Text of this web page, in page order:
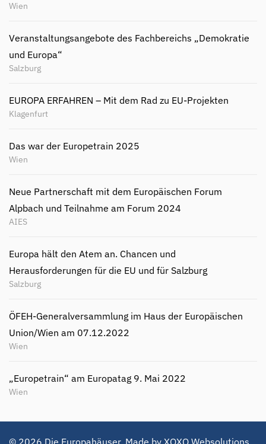
Wien
Veranstaltungsangebote des Fachbereichs „Demokratie
und Europa“
Salzburg
EUROPA ERFAHREN – Mit dem Rad zu EU-Projekten
Klagenfurt
Das war der Europetrain 2025
Wien
Neue Partnerschaft mit dem Europäischen Forum
Alpbach und Teilnahme am Forum 2024
AIES
Europa hält den Atem an. Chancen und
Herausforderungen für die EU und für Salzburg
Salzburg
ÖFEH-Generalversammlung im Haus der Europäischen
Union/Wien am 07.12.2022
Wien
„Europetrain“ am Europatag 9. Mai 2022
Wien